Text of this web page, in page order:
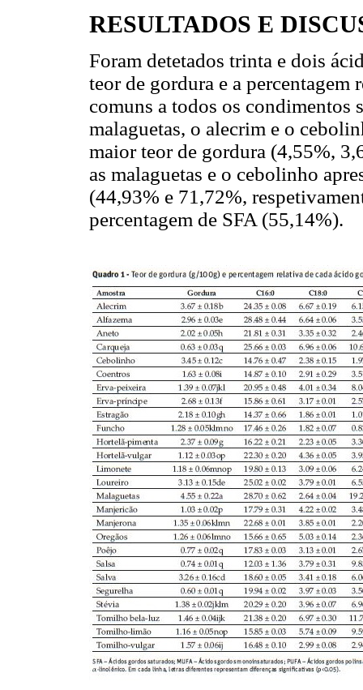
RESULTADOS E
Foram detetados trinta e dois
teor de gordura e a
comuns a todos os condimentos
malaguetas, o alecrim e o
maior teor de gordura (4,55%,
as malaguetas e o cebolinho
(44,93% e 71,72%,
percentagem de SFA (55,14%).